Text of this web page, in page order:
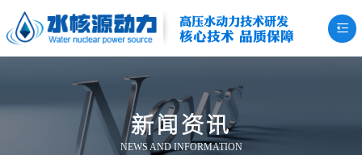
高压水动力技术研发
核心技术 品质保障
新闻资讯
NEWS AND INFORMATION